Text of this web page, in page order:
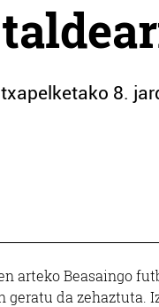
8.
arteko Beasaingo
da zehaztuta.